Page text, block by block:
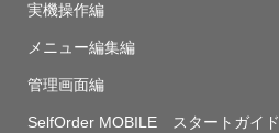
実機操作編
メニュー編集編
管理画面編
SelfOrder MOBILE スタートガイド